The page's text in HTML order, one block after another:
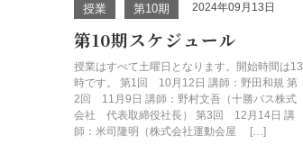
授業 第10期 2024年09月13日
第10期スケジュール
授業はすべて土曜日となります。開始時間は13
時です。 第1回 10月12日 講師：野田和規 第
2回 11月9日 講師：野村文吾（十勝バス株式
会社 代表取締役社長） 第3回 12月14日 講
師：米司隆明（株式会社運動会屋 […]